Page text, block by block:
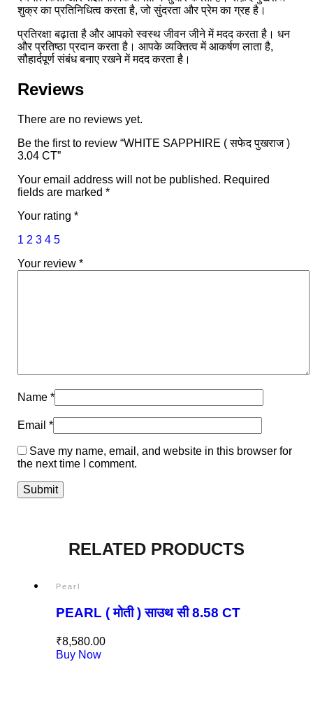
शुक्र का प्रतिनिधित्व करता है, जो सुंदरता और प्रेम का ग्रह है।
प्रतिरक्षा बढ़ाता है और आपको स्वस्थ जीवन जीने में मदद करता है। धन
और प्रतिष्ठा प्रदान करता है। आपके व्यक्तित्व में आकर्षण लाता है,
सौहार्दपूर्ण संबंध बनाए रखने में मदद करता है।
Reviews
There are no reviews yet.
Be the first to review “WHITE SAPPHIRE ( सफेद पुखराज )
3.04 CT”
Your email address will not be published. Required
fields are marked *
Your rating *
1 2 3 4 5
Your review *
Name *
Email *
Save my name, email, and website in this browser for
the next time I comment.
RELATED PRODUCTS
Pearl
PEARL ( मोती ) साउथ सी 8.58 CT
₹8,580.00
Buy Now